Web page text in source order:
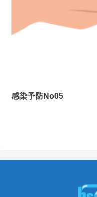
感染予防No05